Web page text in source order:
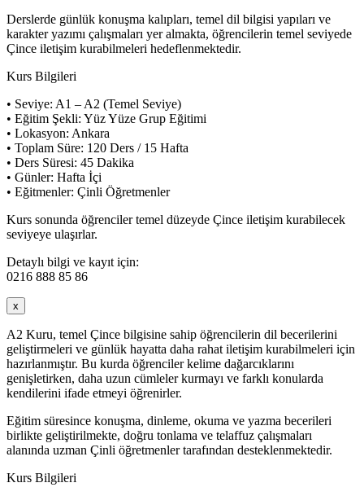
Derslerde günlük konuşma kalıpları, temel dil bilgisi yapıları ve
karakter yazımı çalışmaları yer almakta, öğrencilerin temel seviyede
Çince iletişim kurabilmeleri hedeflenmektedir.
Kurs Bilgileri
• Seviye: A1 – A2 (Temel Seviye)
• Eğitim Şekli: Yüz Yüze Grup Eğitimi
• Lokasyon: Ankara
• Toplam Süre: 120 Ders / 15 Hafta
• Ders Süresi: 45 Dakika
• Günler: Hafta İçi
• Eğitmenler: Çinli Öğretmenler
Kurs sonunda öğrenciler temel düzeyde Çince iletişim kurabilecek
seviyeye ulaşırlar.
Detaylı bilgi ve kayıt için:
0216 888 85 86
x
A2 Kuru, temel Çince bilgisine sahip öğrencilerin dil becerilerini
geliştirmeleri ve günlük hayatta daha rahat iletişim kurabilmeleri için
hazırlanmıştır. Bu kurda öğrenciler kelime dağarcıklarını
genişletirken, daha uzun cümleler kurmayı ve farklı konularda
kendilerini ifade etmeyi öğrenirler.
Eğitim süresince konuşma, dinleme, okuma ve yazma becerileri
birlikte geliştirilmekte, doğru tonlama ve telaffuz çalışmaları
alanında uzman Çinli öğretmenler tarafından desteklenmektedir.
Kurs Bilgileri